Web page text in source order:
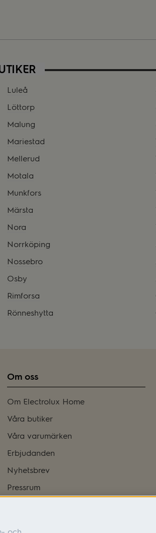
Luleå
Löttorp
Malung
Mariestad
Mellerud
Motala
Munkfors
Märsta
Nora
Norrköping
Nossebro
Osby
Rimforsa
Rönneshytta
Om oss
Om Electrolux Home
Våra butiker
Våra varumärken
Erbjudanden
Nyhetsbrev
Pressrum